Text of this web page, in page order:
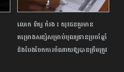
លោក ទិត្យ កំរង ៖ យុវជនគួរមាន
គម្រោងសន្សំសម្រាប់បុណ្យទានប្រចាំឆ្នាំ
និងបែងចែកការចំណាយឱ្យបានត្រឹមត្រូវ